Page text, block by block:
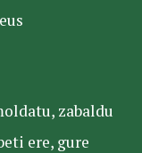
zabaldu
ere, gure